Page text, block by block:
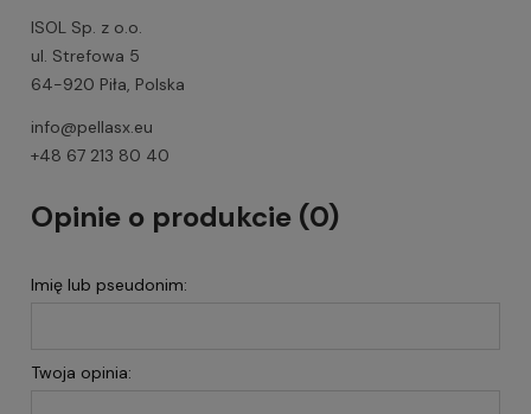
ISOL Sp. z o.o.
ul. Strefowa 5
64-920 Piła, Polska
info@pellasx.eu
+48 67 213 80 40
Opinie o produkcie (0)
Imię lub pseudonim:
Twoja opinia: